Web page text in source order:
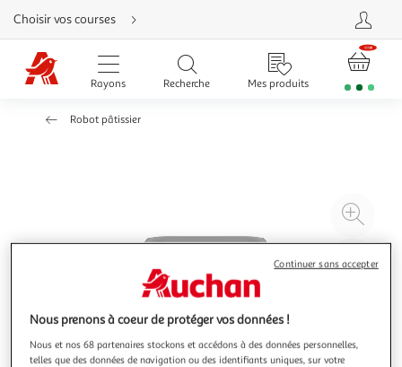
Aller
directement
au
contenu
Aller
directement
Aller
d'aide
Choisir vos courses
Rayons Recherche Mes produits
Robot pâtissier
à
Nous prenons à coeur de protéger vos données !
Nous et nos 68 partenaires stockons et accédons à des données personnelles,
telles que des données de navigation ou des identifiants uniques, sur votre
Continuer sans accepter